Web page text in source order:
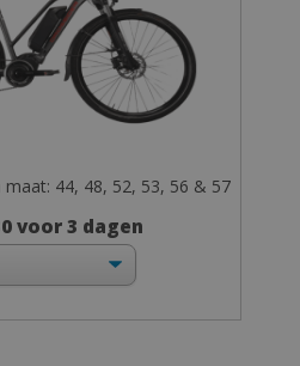
maat: 44, 48, 52, 53, 56 & 57
voor 3 dagen